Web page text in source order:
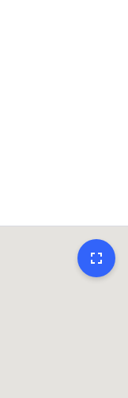
fullscreen